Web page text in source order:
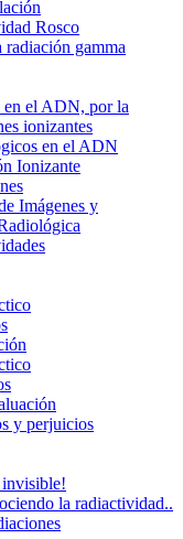
Rosco
gamma
en el ADN, por la
ionizantes
en el ADN
Ionizante
Imágenes y
y perjuicios
invisible!
la radiactividad..